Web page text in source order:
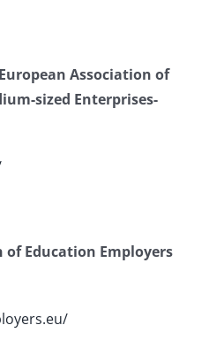
Association of
sized Enterprises-
of Education Employers